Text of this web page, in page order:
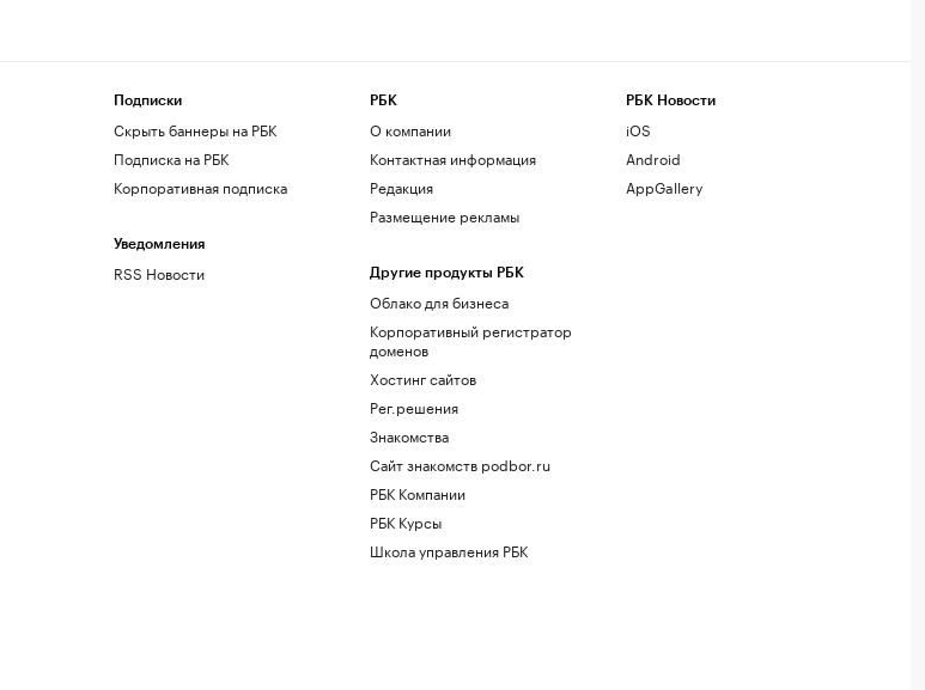
Подписки
Скрыть баннеры на РБК
Подписка на РБК
Корпоративная подписка
Уведомления
RSS Новости
РБК
О компании
Контактная информация
Редакция
Размещение рекламы
Другие продукты РБК
Облако для бизнеса
Корпоративный регистратор
доменов
Хостинг сайтов
Рег.решения
Знакомства
Сайт знакомств podbor.ru
РБК Компании
РБК Курсы
Школа управления РБК
РБК Новости
iOS
Android
AppGallery